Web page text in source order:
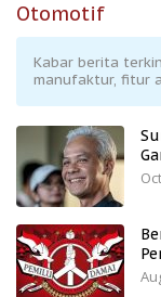
Otomotif
Kabar berita
manufaktur, fitur